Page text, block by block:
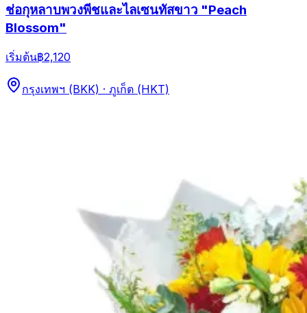
ช่อกุหลาบพวงพีชและไลเซนทัสขาว "Peach
Blossom"
เริ่มต้น฿2,120
กรุงเทพฯ (BKK) · ภูเก็ต (HKT)